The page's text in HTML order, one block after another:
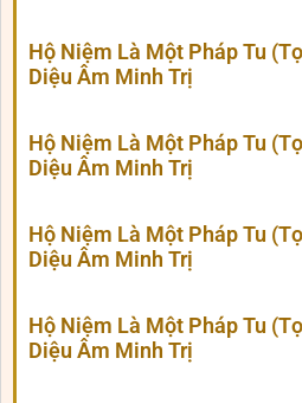
Hộ Niệm Là Một Pháp Tu
Diệu Âm Minh Trị
Hộ Niệm Là Một Pháp Tu
Diệu Âm Minh Trị
Hộ Niệm Là Một Pháp Tu
Diệu Âm Minh Trị
Hộ Niệm Là Một Pháp Tu
Diệu Âm Minh Trị